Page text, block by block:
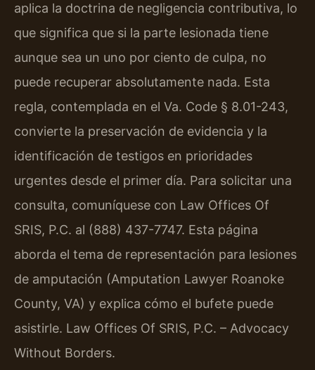
aplica la doctrina de negligencia contributiva, lo
que significa que si la parte lesionada tiene
aunque sea un uno por ciento de culpa, no
puede recuperar absolutamente nada. Esta
regla, contemplada en el Va. Code § 8.01-243,
convierte la preservación de evidencia y la
identificación de testigos en prioridades
urgentes desde el primer día. Para solicitar una
consulta, comuníquese con Law Offices Of
SRIS, P.C. al (888) 437-7747. Esta página
aborda el tema de representación para lesiones
de amputación (Amputation Lawyer Roanoke
County, VA) y explica cómo el bufete puede
asistirle. Law Offices Of SRIS, P.C. – Advocacy
Without Borders.